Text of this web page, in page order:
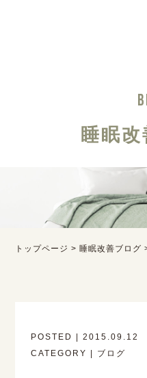
睡眠
トップページ > 睡眠改善ブログ
POSTED | 2015.09.12
CATEGORY | ブログ